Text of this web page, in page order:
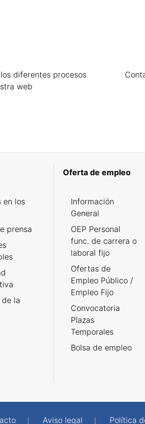
diferentes procesos
web
en los
prensa
la
Oferta de empleo
Información
General
OEP Personal
func. de carrera o
laboral fijo
Ofertas de
Empleo Público /
Empleo Fijo
Convocatoria
Plazas
Temporales
Bolsa de empleo
Aviso legal Política